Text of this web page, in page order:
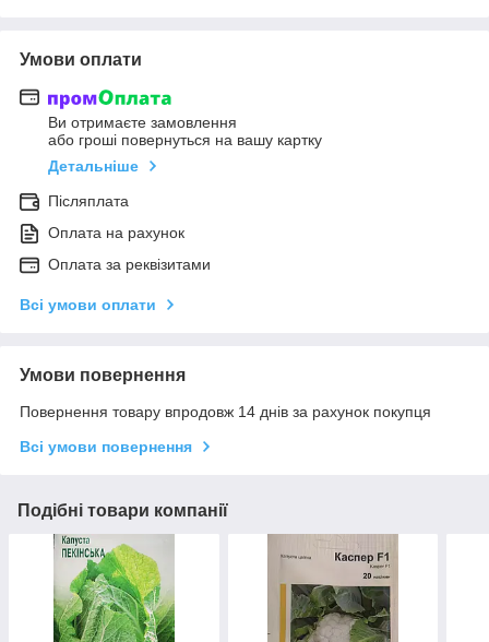
Умови оплати
Ви отримаєте замовлення
або гроші повернуться на вашу картку
Детальніше
Післяплата
Оплата на рахунок
Оплата за реквізитами
Всі умови оплати
Умови повернення
Повернення товару впродовж 14 днів за рахунок покупця
Всі умови повернення
Подібні товари компанії